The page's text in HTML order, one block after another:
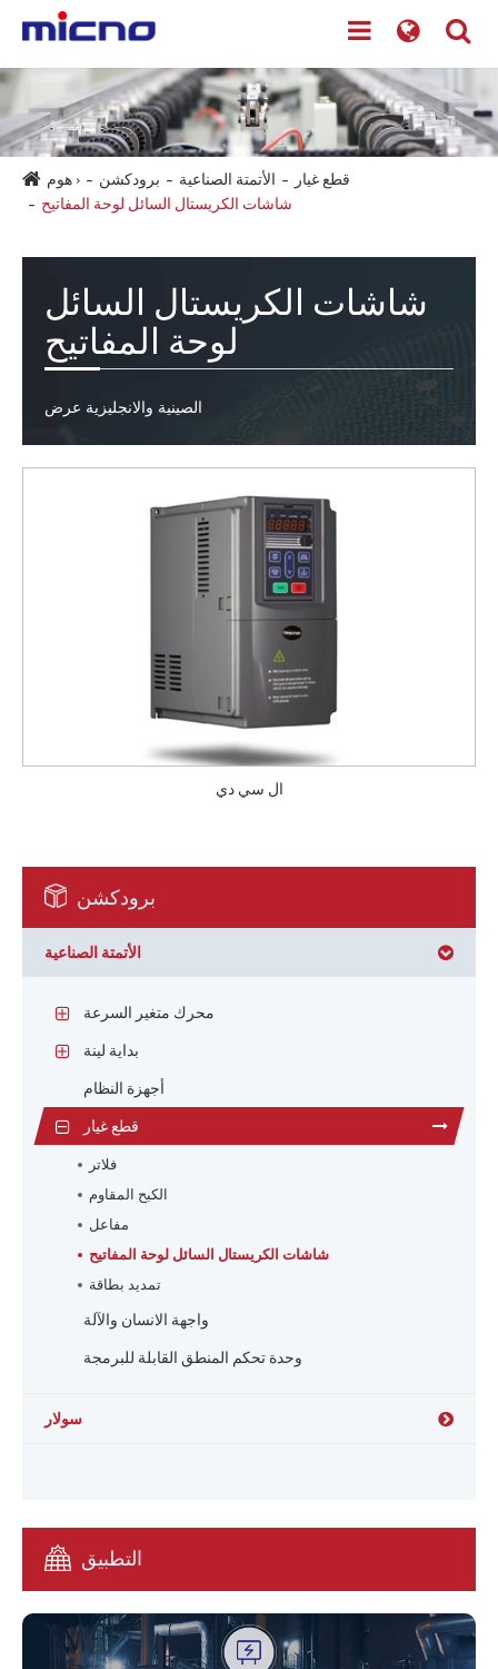
هوم › برودكشن الأتمتة الصناعية
قطع غيار
شاشات الكريستال السائل لوحة المفاتيح
شاشات الكريستال السائل
لوحة المفاتيح
الصينية والانجليزية عرض
ال سي دي
برودكشن
الأتمتة الصناعية
محرك متغير السرعة
بداية لينة
أجهزة النظام
قطع غيار
فلاتر
الكبح المقاوم
مفاعل
شاشات الكريستال السائل لوحة المفاتيح
تمديد بطاقة
واجهة الانسان والآلة
وحدة تحكم المنطق القابلة للبرمجة
سولار
التطبيق